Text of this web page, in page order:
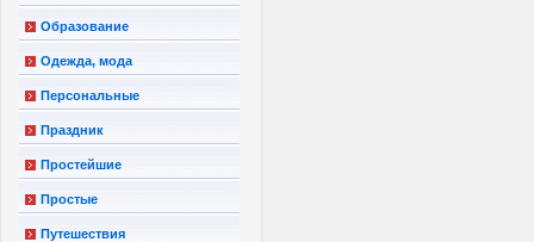
Образование
Одежда, мода
Персональные
Праздник
Простейшие
Простые
Путешествия